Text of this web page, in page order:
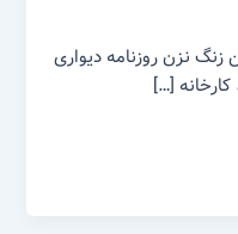
زنگ نزن روزنامه دیواری
[…]